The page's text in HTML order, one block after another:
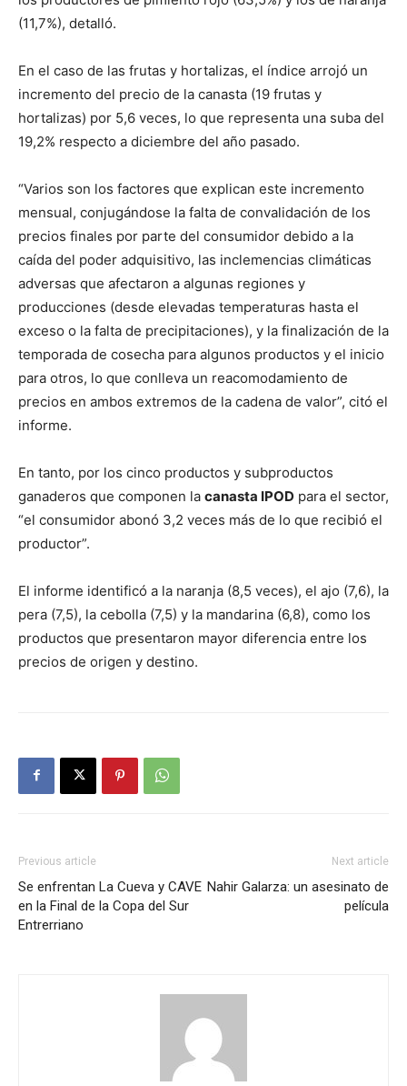
(11,7%), detalló.
En el caso de las frutas y hortalizas, el índice arrojó un
incremento del precio de la canasta (19 frutas y
hortalizas) por 5,6 veces, lo que representa una suba del
19,2% respecto a diciembre del año pasado.
“Varios son los factores que explican este incremento
mensual, conjugándose la falta de convalidación de los
precios finales por parte del consumidor debido a la
caída del poder adquisitivo, las inclemencias climáticas
adversas que afectaron a algunas regiones y
producciones (desde elevadas temperaturas hasta el
exceso o la falta de precipitaciones), y la finalización de la
temporada de cosecha para algunos productos y el inicio
para otros, lo que conlleva un reacomodamiento de
precios en ambos extremos de la cadena de valor”, citó el
informe.
En tanto, por los cinco productos y subproductos
ganaderos que componen la canasta IPOD para el sector,
“el consumidor abonó 3,2 veces más de lo que recibió el
productor”.
El informe identificó a la naranja (8,5 veces), el ajo (7,6), la
pera (7,5), la cebolla (7,5) y la mandarina (6,8), como los
productos que presentaron mayor diferencia entre los
precios de origen y destino.
Previous article
Se enfrentan La Cueva y CAVE
en la Final de la Copa del Sur
Entrerriano
Next article
Nahir Galarza: un asesinato de
película